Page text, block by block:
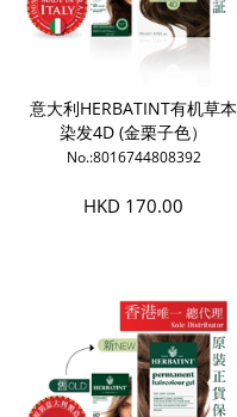
意大利HERBATINT有机草本
染发4D (金栗子色）
No.:8016744808392
HKD 170.00